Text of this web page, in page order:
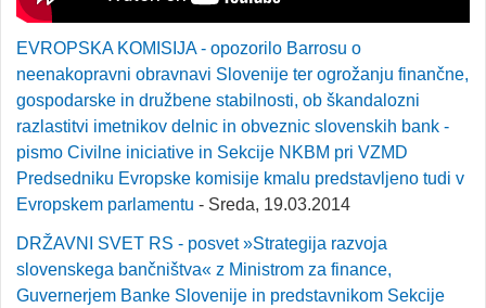
EVROPSKA KOMISIJA - opozorilo Barrosu o
neenakopravni obravnavi Slovenije ter ogrožanju finančne,
gospodarske in družbene stabilnosti, ob škandalozni
razlastitvi imetnikov delnic in obveznic slovenskih bank -
pismo Civilne iniciative in Sekcije NKBM pri VZMD
Predsedniku Evropske komisije kmalu predstavljeno tudi v
Evropskem parlamentu - Sreda, 19.03.2014
DRŽAVNI SVET RS - posvet »Strategija razvoja
slovenskega bančništva« z Ministrom za finance,
Guvernerjem Banke Slovenije in predstavnikom Sekcije